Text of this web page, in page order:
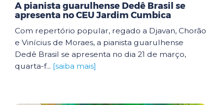
A pianista guarulhense Dedê Brasil se
apresenta no CEU Jardim Cumbica
Com repertório popular, regado a Djavan, Chorão
e Vinícius de Moraes, a pianista guarulhense
Dedê Brasil se apresenta no dia 21 de março,
quarta-f... [saiba mais]